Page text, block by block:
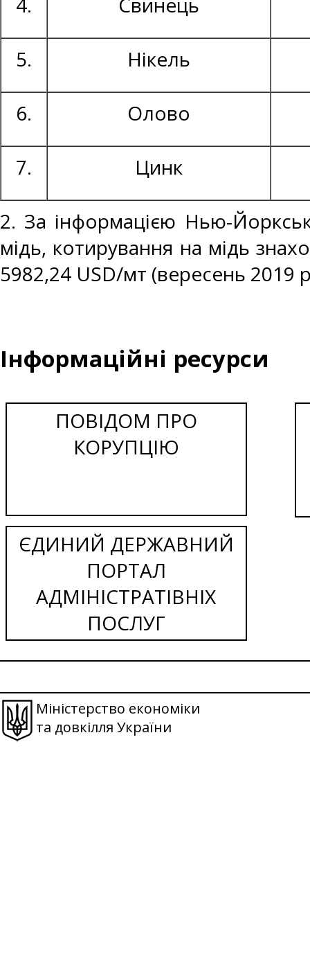
5. Нікель
6. Олово
7. Цинк
2. За інформацією Нью-
мідь, котирування на мідь
5982,24 USD/мт (вересень 2019
Інформаційні ресурси
ПОВІДОМ ПРО
КОРУПЦІЮ
ЄДИНИЙ ДЕРЖАВНИЙ
ПОРТАЛ
АДМІНІСТРАТІВНІХ
ПОСЛУГ
Міністерство економіки
та довкілля України